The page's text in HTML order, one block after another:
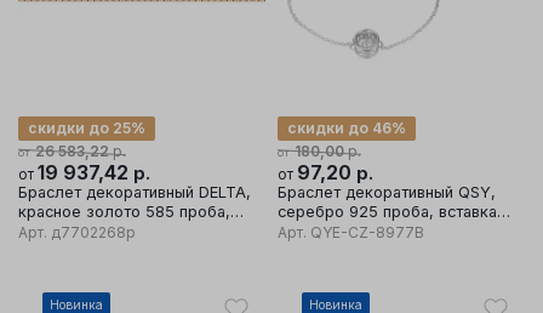
от 26 583,22р.
скидки до 25%
от 19 937,42 р.
Браслет декоративный DELTA,
красное золото 585 проба,
вставка бриллиант
Арт. д7702268р
от 180,00р.
скидки до 46%
от 97,20 р.
Браслет декоративный QSY,
серебро 925 проба, вставка
кубический цирконий
Арт. QYE-CZ-8977B
Новинка Новинка